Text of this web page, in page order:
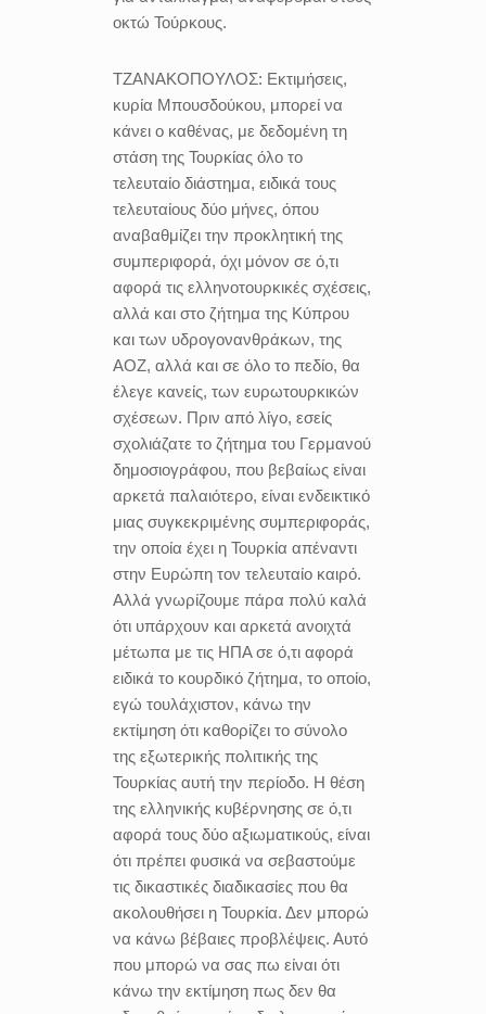
οκτώ Τούρκους.
ΤΖΑΝΑΚΟΠΟΥΛΟΣ: Εκτιμήσεις,
κυρία Μπουσδούκου, μπορεί να
κάνει ο καθένας, με δεδομένη τη
στάση της Τουρκίας όλο το
τελευταίο διάστημα, ειδικά τους
τελευταίους δύο μήνες, όπου
αναβαθμίζει την προκλητική της
συμπεριφορά, όχι μόνον σε ό,τι
αφορά τις ελληνοτουρκικές σχέσεις,
αλλά και στο ζήτημα της Κύπρου
και των υδρογονανθράκων, της
ΑΟΖ, αλλά και σε όλο το πεδίο, θα
έλεγε κανείς, των ευρωτουρκικών
σχέσεων. Πριν από λίγο, εσείς
σχολιάζατε το ζήτημα του Γερμανού
δημοσιογράφου, που βεβαίως είναι
αρκετά παλαιότερο, είναι ενδεικτικό
μιας συγκεκριμένης συμπεριφοράς,
την οποία έχει η Τουρκία απέναντι
στην Ευρώπη τον τελευταίο καιρό.
Αλλά γνωρίζουμε πάρα πολύ καλά
ότι υπάρχουν και αρκετά ανοιχτά
μέτωπα με τις ΗΠΑ σε ό,τι αφορά
ειδικά το κουρδικό ζήτημα, το οποίο,
εγώ τουλάχιστον, κάνω την
εκτίμηση ότι καθορίζει το σύνολο
της εξωτερικής πολιτικής της
Τουρκίας αυτή την περίοδο. Η θέση
της ελληνικής κυβέρνησης σε ό,τι
αφορά τους δύο αξιωματικούς, είναι
ότι πρέπει φυσικά να σεβαστούμε
τις δικαστικές διαδικασίες που θα
ακολουθήσει η Τουρκία. Δεν μπορώ
να κάνω βέβαιες προβλέψεις. Αυτό
που μπορώ να σας πω είναι ότι
κάνω την εκτίμηση πως δεν θα